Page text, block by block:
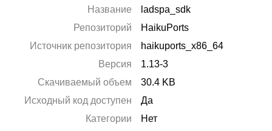
Название
ladspa_sdk
Репозиторий
HaikuPorts
Источник репозитория
haikuports_x86_64
Версия
1.13-3
Скачиваемый объем
30.4 KB
Исходный код доступен
Да
Категории
Нет